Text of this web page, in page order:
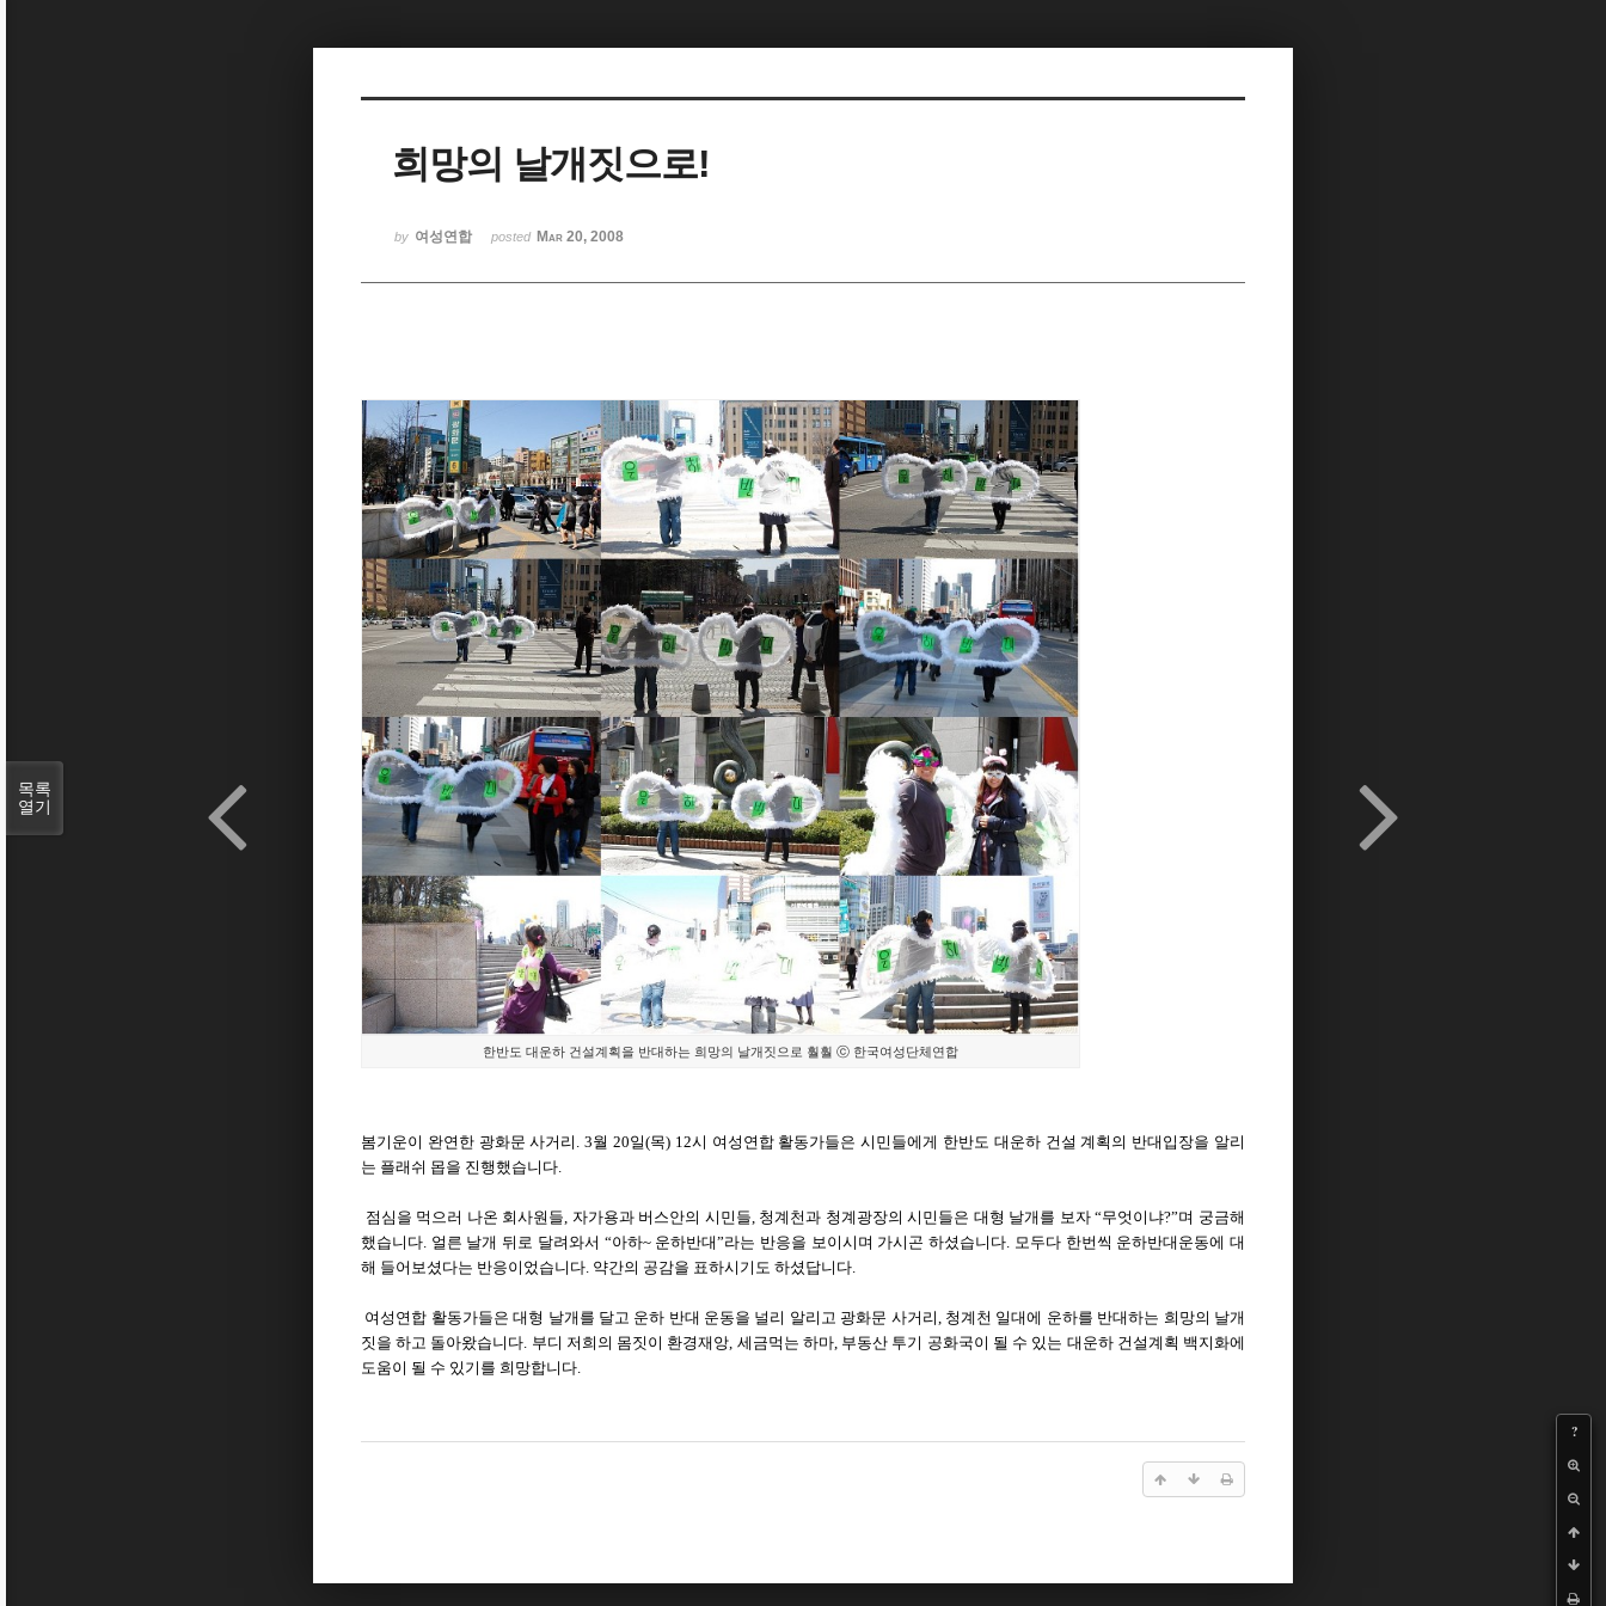
희망의 날개짓으로!
by 여성연합 posted Mar 20, 2008
?
한반도 대운하 건설계획을 반대하는 희망의 날개짓으로 훨훨 ⓒ 한국여성단체연합
봄기운이 완연한 광화문 사거리. 3월 20일(목) 12시 여성연합 활동가들은 시민들에게 한반도 대운하 건설 계획의 반대입장을 알리
는 플래쉬 몹을 진행했습니다.
점심을 먹으러 나온 회사원들, 자가용과 버스안의 시민들, 청계천과 청계광장의 시민들은 대형 날개를 보자 “무엇이냐?”며 궁금해
했습니다. 얼른 날개 뒤로 달려와서 “아하~ 운하반대”라는 반응을 보이시며 가시곤 하셨습니다. 모두다 한번씩 운하반대운동에 대
해 들어보셨다는 반응이었습니다. 약간의 공감을 표하시기도 하셨답니다.
여성연합 활동가들은 대형 날개를 달고 운하 반대 운동을 널리 알리고 광화문 사거리, 청계천 일대에 운하를 반대하는 희망의 날개
짓을 하고 돌아왔습니다. 부디 저희의 몸짓이 환경재앙, 세금먹는 하마, 부동산 투기 공화국이 될 수 있는 대운하 건설계획 백지화에
도움이 될 수 있기를 희망합니다.
목록
열기
Sketchbook5, 스케치북5
Sketchbook5, 스케치북5